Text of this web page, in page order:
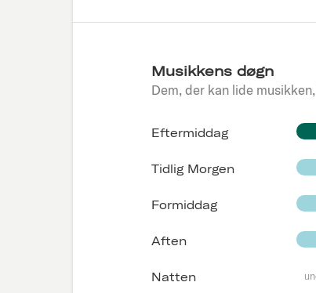
Musikkens døgn
Dem, der kan lide
Eftermiddag
Tidlig Morgen
Formiddag
Aften
Natten